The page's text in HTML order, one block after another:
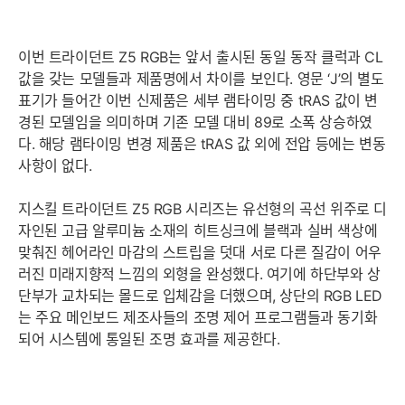
이번 트라이던트 Z5 RGB는 앞서 출시된 동일 동작 클럭과 CL
값을 갖는 모델들과 제품명에서 차이를 보인다. 영문 ‘J’의 별도
표기가 들어간 이번 신제품은 세부 램타이밍 중 tRAS 값이 변
경된 모델임을 의미하며 기존 모델 대비 89로 소폭 상승하였
다. 해당 램타이밍 변경 제품은 tRAS 값 외에 전압 등에는 변동
사항이 없다.
지스킬 트라이던트 Z5 RGB 시리즈는 유선형의 곡선 위주로 디
자인된 고급 알루미늄 소재의 히트싱크에 블랙과 실버 색상에
맞춰진 헤어라인 마감의 스트립을 덧대 서로 다른 질감이 어우
러진 미래지향적 느낌의 외형을 완성했다. 여기에 하단부와 상
단부가 교차되는 몰드로 입체감을 더했으며, 상단의 RGB LED
는 주요 메인보드 제조사들의 조명 제어 프로그램들과 동기화
되어 시스템에 통일된 조명 효과를 제공한다.